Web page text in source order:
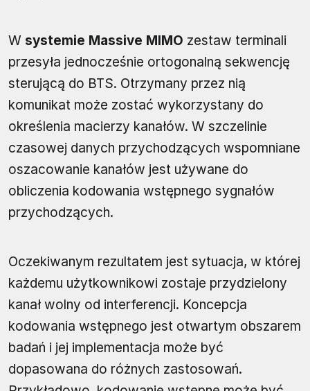
W systemie Massive MIMO zestaw terminali
przesyła jednocześnie ortogonalną sekwencję
sterującą do BTS. Otrzymany przez nią
komunikat może zostać wykorzystany do
określenia macierzy kanałów. W szczelinie
czasowej danych przychodzących wspomniane
oszacowanie kanałów jest używane do
obliczenia kodowania wstępnego sygnałów
przychodzących.
Oczekiwanym rezultatem jest sytuacja, w której
każdemu użytkownikowi zostaje przydzielony
kanał wolny od interferencji. Koncepcja
kodowania wstępnego jest otwartym obszarem
badań i jej implementacja może być
dopasowana do różnych zastosowań.